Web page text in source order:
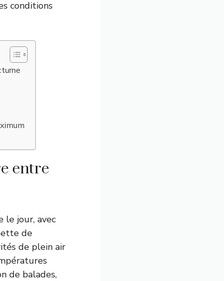
conditions
entre
le jour, avec
de
de plein air
de balades,